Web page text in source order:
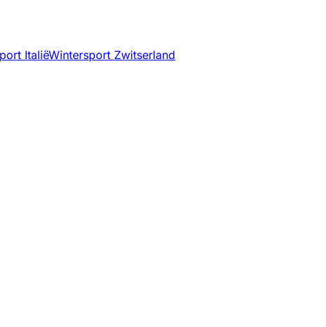
ItaliëWintersport Zwitserland